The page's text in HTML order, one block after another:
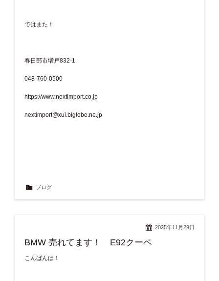
ではまた！
春日部市増戸832-1
048-760-0500
https://www.nextimport.co.jp
nextimport@xui.biglobe.ne.jp
ブログ
2025年11月29日
BMW 売れてます！ E92クーペ
こんばんは！